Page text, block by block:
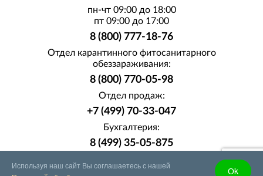
пн-чт 09:00 до 18:00
пт 09:00 до 17:00
8 (800) 777-18-76
Отдел карантинного фитосанитарного
обеззараживания:
8 (800) 770-05-98
Отдел продаж:
+7 (499) 70-33-047
Бухгалтерия:
8 (499) 35-05-875
info@fumigation1.ru
Оk
Используя наш сайт Вы соглашаетесь с нашей